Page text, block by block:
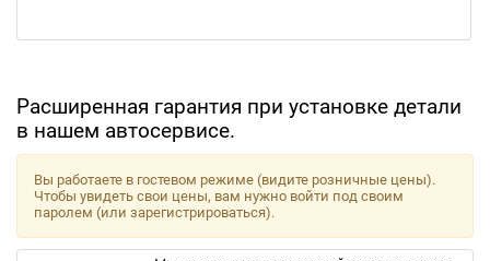
Расширенная гарантия при установке детали
в нашем автосервисе.
Вы работаете в гостевом режиме (видите розничные цены).
Чтобы увидеть свои цены, вам нужно войти под своим
паролем (или зарегистрироваться).